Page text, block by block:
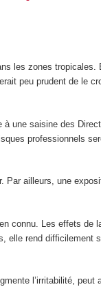
les zones tropicales.
peu prudent de le
à une saisine des
professionnels
Par ailleurs, une
connu. Les effets de
elle rend difficilement
l’irritabilité, peut